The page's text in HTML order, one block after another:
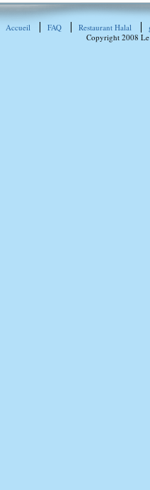
Accueil FAQ Restaurant Halal
Copyright 2008